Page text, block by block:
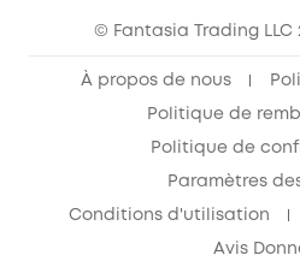
© Fantasia Trading LLC
À propos de nous
Politique de
Politique de
Paramètres
Conditions d'utilisation
Avis